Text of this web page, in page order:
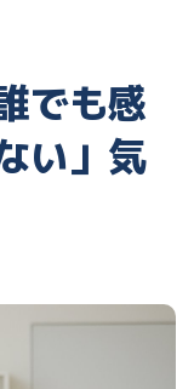
でも感
い」気